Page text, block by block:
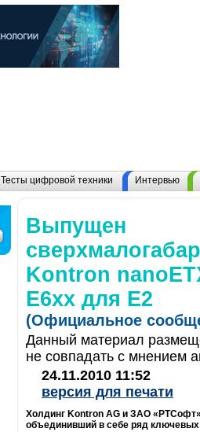
Тесты цифровой техники Интервью
Выпущен
Kontron
E6xx для Е2
(Официальное
Данный материал
не совпадать с мнением
24.11.2010 11:52
версия для печати
Холдинг Kontron AG и ЗАО
объединивший в себе ряд ключевых